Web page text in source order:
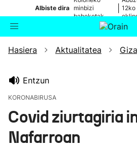
Albiste dira minbizi
baheketak
12ko
Bilatzailea
Hasiera Aktualitatea
Entzun
KORONABIRUSA
Covid ziurtagiria
Nafarroan